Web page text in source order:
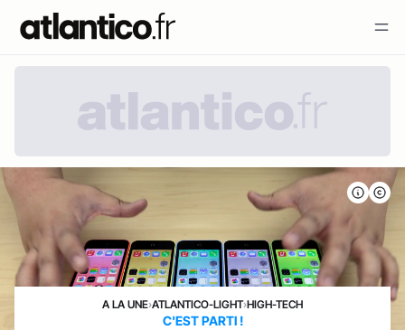
A LA UNE›ATLANTICO-LIGHT›HIGH-TECH
C'EST PARTI !